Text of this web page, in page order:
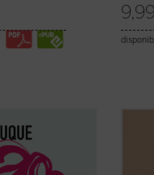
9,99
teoría de la
de hablar sobre
el amor a